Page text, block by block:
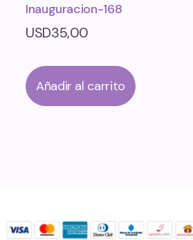
Inauguracion-168
USD35,00
Añadir al carrito